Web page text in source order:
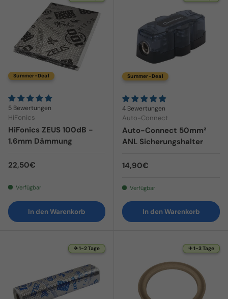
Summer-Deal
5 Bewertungen
HiFonics
HiFonics ZEUS 100dB -
1.6mm Dämmung
Normaler Preis
22,50€
Verfügbar
In den Warenkorb
Summer-Deal
4 Bewertungen
Auto-Connect
Auto-Connect 50mm²
ANL Sicherungshalter
Normaler Preis
14,90€
Verfügbar
In den Warenkorb
✈ 1-2 Tage ✈ 1-3 Tage